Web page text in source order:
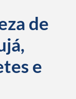
de
e